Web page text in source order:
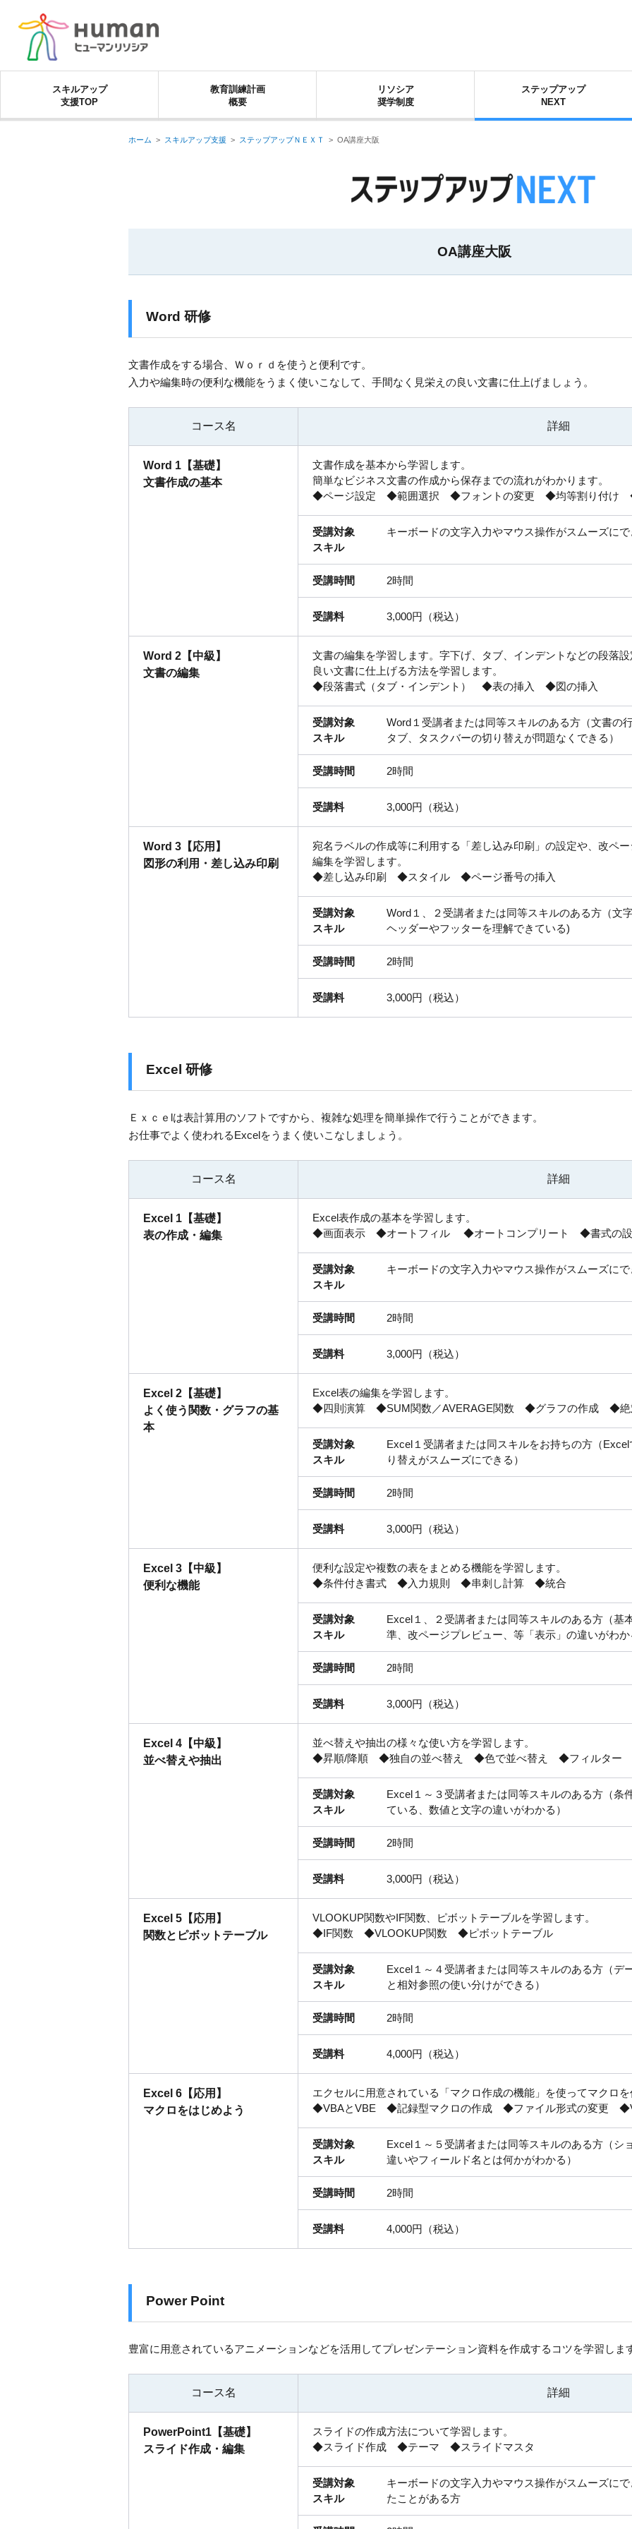
スキルアップ
支援TOP
教育訓練計画
概要
リソシア
奨学制度
ステップアップ
NEXT
ホーム > スキルアップ支援 > ステップアップＮＥＸＴ > OA講座大阪
OA講座大阪
Word 研修
文書作成をする場合、Ｗｏｒｄを使うと便利です。
入力や編集時の便利な機能をうまく使いこなして、手間なく見栄えの良い文書に仕上げましょう。
コース名 詳細
Word 1【基礎】
文書作成の基本
文書作成を基本から学習します。
簡単なビジネス文書の作成から保存までの流れがわかります。
◆ページ設定 ◆範囲選択 ◆フォントの変更 ◆均等割り付け
受講対象
スキル
キーボードの文字入力やマウス操作がスムーズに
受講時間 2時間
受講料 3,000円（税込）
Word 2【中級】
文書の編集
文書の編集を学習します。字下げ、タブ、インデントなどの段落
良い文書に仕上げる方法を学習します。
◆段落書式（タブ・インデント） ◆表の挿入 ◆図の挿入
受講対象
スキル
Word１受講者または同等スキルのある方（文書の
タブ、タスクバーの切り替えが問題なくできる）
受講時間 2時間
受講料 3,000円（税込）
Word 3【応用】
図形の利用・差し込み印刷
宛名ラベルの作成等に利用する「差し込み印刷」の設定や、改ペ
編集を学習します。
◆差し込み印刷 ◆スタイル ◆ページ番号の挿入
受講対象
スキル
Word１、２受講者または同等スキルのある方（文
ヘッダーやフッターを理解できている)
受講時間 2時間
受講料 3,000円（税込）
Excel 研修
Ｅｘｃｅlは表計算用のソフトですから、複雑な処理を簡単操作で行うことができます。
お仕事でよく使われるExcelをうまく使いこなしましょう。
コース名 詳細
Excel 1【基礎】
表の作成・編集
Excel表作成の基本を学習します。
◆画面表示 ◆オートフィル ◆オートコンプリート ◆書式の
受講対象
スキル
キーボードの文字入力やマウス操作がスムーズに
受講時間 2時間
受講料 3,000円（税込）
Excel 2【基礎】
よく使う関数・グラフの基
本
Excel表の編集を学習します。
◆四則演算 ◆SUM関数／AVERAGE関数 ◆グラフの作成 ◆絶
受講対象
スキル
Excel１受講者または同スキルをお持ちの方（
り替えがスムーズにできる）
受講時間 2時間
受講料 3,000円（税込）
Excel 3【中級】
便利な機能
便利な設定や複数の表をまとめる機能を学習します。
◆条件付き書式 ◆入力規則 ◆串刺し計算 ◆統合
受講対象
スキル
Excel１、２受講者または同等スキルのある方（基
準、改ページプレビュー、等「表示」の違いがわ
受講時間 2時間
受講料 3,000円（税込）
Excel 4【中級】
並べ替えや抽出
並べ替えや抽出の様々な使い方を学習します。
◆昇順/降順 ◆独自の並べ替え ◆色で並べ替え ◆フィルター
受講対象
スキル
Excel１～３受講者または同等スキルのある方（条
ている、数値と文字の違いがわかる）
受講時間 2時間
受講料 3,000円（税込）
Excel 5【応用】
関数とピボットテーブル
VLOOKUP関数やIF関数、ピボットテーブルを学習します。
◆IF関数 ◆VLOOKUP関数 ◆ピボットテーブル
受講対象
スキル
Excel１～４受講者または同等スキルのある方（デ
と相対参照の使い分けができる）
受講時間 2時間
受講料 4,000円（税込）
Excel 6【応用】
マクロをはじめよう
エクセルに用意されている「マクロ作成の機能」を使ってマクロ
◆VBAとVBE ◆記録型マクロの作成 ◆ファイル形式の変更
受講対象
スキル
Excel１～５受講者または同等スキルのある方（シ
違いやフィールド名とは何かがわかる）
受講時間 2時間
受講料 4,000円（税込）
Power Point
豊富に用意されているアニメーションなどを活用してプレゼンテーション資料を作成するコツを学習しま
コース名 詳細
PowerPoint1【基礎】
スライド作成・編集
スライドの作成方法について学習します。
◆スライド作成 ◆テーマ ◆スライドマスタ
受講対象
スキル
キーボードの文字入力やマウス操作がスムーズに
たことがある方